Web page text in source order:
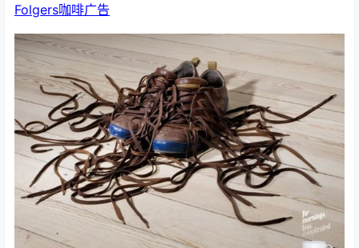
Folgers咖啡广告